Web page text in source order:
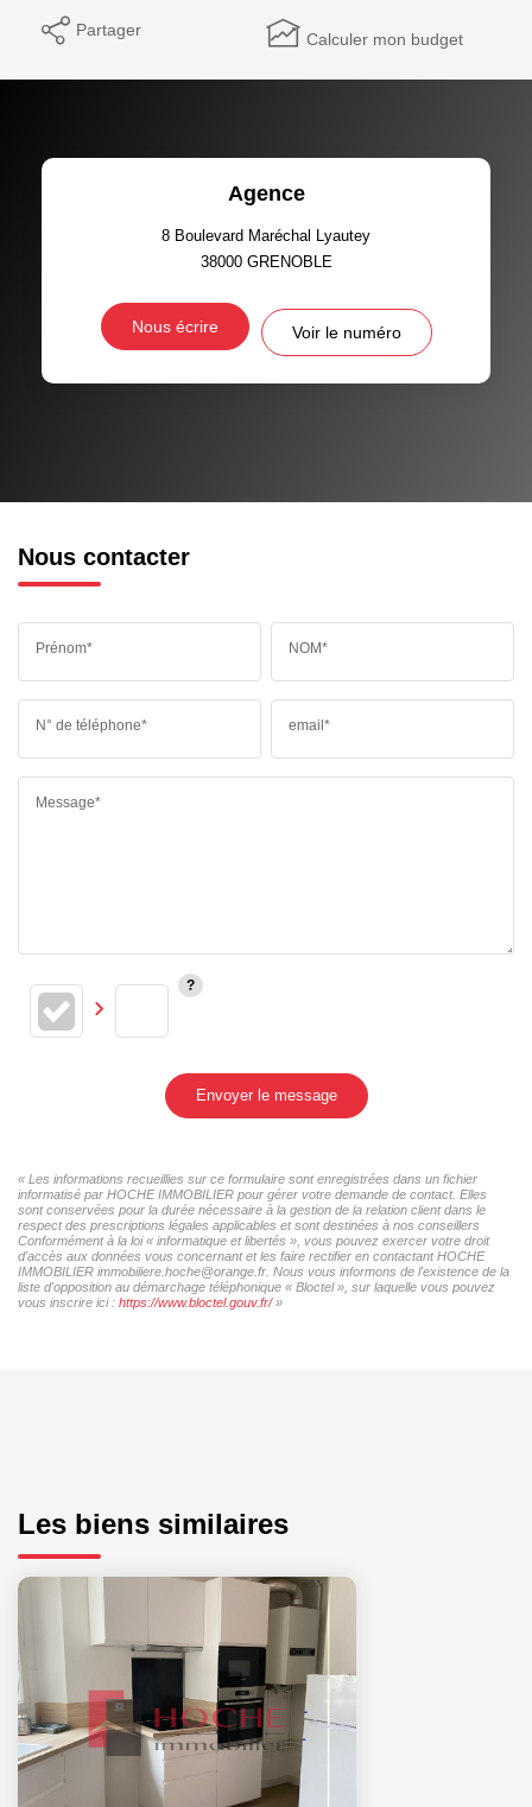
Partager Calculer mon budget
Agence
8 Boulevard Maréchal Lyautey
38000 GRENOBLE
Nous écrire Voir le numéro
Nous contacter
Prénom* NOM*
N° de téléphone* email*
Message*
Envoyer le message
« Les informations recueillies sur ce formulaire sont enregistrées dans un fichier
informatisé par HOCHE IMMOBILIER pour gérer votre demande de contact. Elles
sont conservées pour la durée nécessaire à la gestion de la relation client dans le
respect des prescriptions légales applicables et sont destinées à nos conseillers
Conformément à la loi « informatique et libertés », vous pouvez exercer votre droit
d'accès aux données vous concernant et les faire rectifier en contactant HOCHE
IMMOBILIER immobiliere.hoche@orange.fr. Nous vous informons de l'existence de la
liste d'opposition au démarchage téléphonique « Bloctel », sur laquelle vous pouvez
vous inscrire ici : https://www.bloctel.gouv.fr/»
Les biens similaires